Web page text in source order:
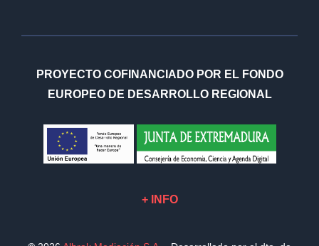
PROYECTO COFINANCIADO POR EL FONDO
EUROPEO DE DESARROLLO REGIONAL
+ INFO